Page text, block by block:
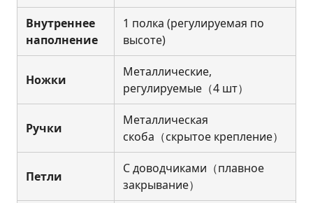
Внутреннее
наполнение
1 полка (регулируемая по
высоте)
Ножки
Металлические,
регулируемые（4 шт）
Ручки
Металлическая
скоба（скрытое крепление）
Петли
С доводчиками（плавное
закрывание）